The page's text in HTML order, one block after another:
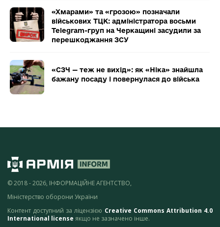
«Хмарами» та «грозою» позначали
військових ТЦК: адміністратора восьми
Telegram-груп на Черкащині засудили за
перешкоджання ЗСУ
«СЗЧ — теж не вихід»: як «Ніка» знайшла
бажану посаду і повернулася до війська
© 2018 - 2026, ІНФОРМАЦІЙНЕ АГЕНТСТВО,
Міністерство оборони України
Контент доступний за ліцензією Creative Commons Attribution 4.0
International license якщо не зазначено інше.